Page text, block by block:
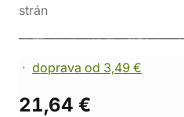
strán
doprava od 3,49 €
21,64 €